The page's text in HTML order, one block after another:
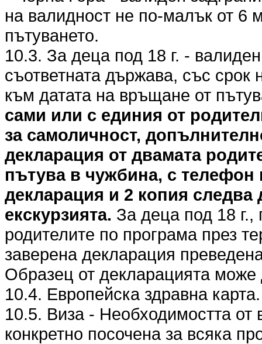
на валидност не по-малък от 6
пътуването.
10.3. За деца под 18 г. -
съответната държава, със
към датата на връщане от
сами или с единия от
за самоличност,
декларация от двамата
пътува в чужбина, с телефон
декларация и 2 копия следва
екскурзията. За деца под 18
родителите по програма през
заверена декларация
Образец от декларацията
10.4. Европейска здравна карта.
10.5. Виза - Необходимостта от
конкретно посочена за всяка